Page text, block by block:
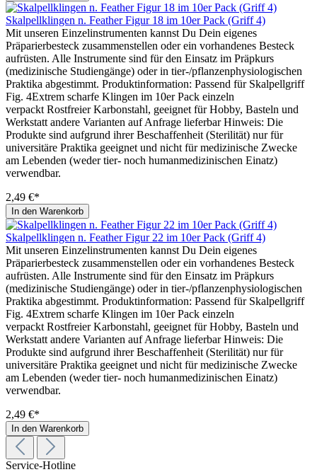
Skalpellklingen n. Feather Figur 18 im 10er Pack (Griff 4)
Mit unseren Einzelinstrumenten kannst Du Dein eigenes
Präparierbesteck zusammenstellen oder ein vorhandenes Besteck
aufrüsten. Alle Instrumente sind für den Einsatz im Präpkurs
(medizinische Studiengänge) oder in tier-/pflanzenphysiologischen
Praktika abgestimmt. Produktinformation: Passend für Skalpellgriff
Fig. 4Extrem scharfe Klingen im 10er Pack einzeln
verpackt Rostfreier Karbonstahl, geeignet für Hobby, Basteln und
Werkstatt andere Varianten auf Anfrage lieferbar Hinweis: Die
Produkte sind aufgrund ihrer Beschaffenheit (Sterilität) nur für
universitäre Praktika geeignet und nicht für medizinische Zwecke
am Lebenden (weder tier- noch humanmedizinischen Einatz)
verwendbar.
2,49 €*
In den Warenkorb
Skalpellklingen n. Feather Figur 22 im 10er Pack (Griff 4)
Mit unseren Einzelinstrumenten kannst Du Dein eigenes
Präparierbesteck zusammenstellen oder ein vorhandenes Besteck
aufrüsten. Alle Instrumente sind für den Einsatz im Präpkurs
(medizinische Studiengänge) oder in tier-/pflanzenphysiologischen
Praktika abgestimmt. Produktinformation: Passend für Skalpellgriff
Fig. 4Extrem scharfe Klingen im 10er Pack einzeln
verpackt Rostfreier Karbonstahl, geeignet für Hobby, Basteln und
Werkstatt andere Varianten auf Anfrage lieferbar Hinweis: Die
Produkte sind aufgrund ihrer Beschaffenheit (Sterilität) nur für
universitäre Praktika geeignet und nicht für medizinische Zwecke
am Lebenden (weder tier- noch humanmedizinischen Einatz)
verwendbar.
2,49 €*
In den Warenkorb
Service-Hotline